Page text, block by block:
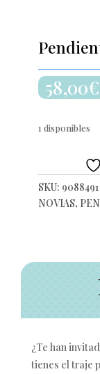
58,00€
1 disponibles
SKU: 9088491
NOVIAS,
¿Te han
tienes el traje